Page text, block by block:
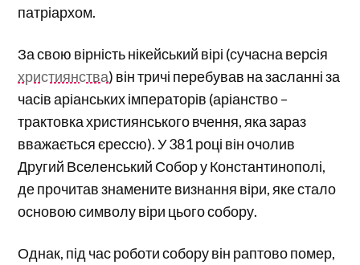
патріархом.
За свою вірність нікейський вірі (сучасна версія
християнства) він тричі перебував на засланні за
часів аріанських імператорів (аріанство –
трактовка християнського вчення, яка зараз
вважається єрессю). У 381 році він очолив
Другий Вселенський Собор у Константинополі,
де прочитав знамените визнання віри, яке стало
основою символу віри цього собору.
Однак, під час роботи собору він раптово помер,